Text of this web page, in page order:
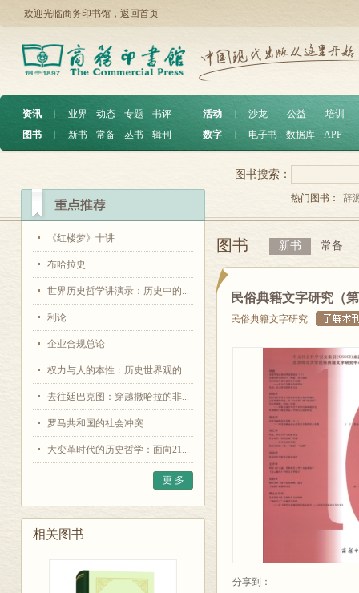
欢迎光临商务印书馆， 返回首页
资讯 ︱ 业界 动态 专题
书评
图书
︱ 新书 常备 丛书 辑刊
活动 沙龙 公益
培训
数字
电子书 数据库 APP
《红楼梦》十讲
布哈拉史
世界历史哲学讲演录：历史中的...
利论
企业合规总论
权力与人的本性：历史世界观的...
去往廷巴克图：穿越撒哈拉的非...
罗马共和国的社会冲突
大变革时代的历史哲学：面向21...
更 多
相关图书
图书搜索：
热门图书： 辞
图书 新书 常备
民俗典籍文字研究（
民俗典籍文字研究
分享到：